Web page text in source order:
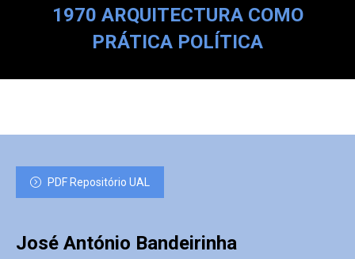
1970 ARQUITECTURA COMO
PRÁTICA POLÍTICA
PDF Repositório UAL
José António Bandeirinha